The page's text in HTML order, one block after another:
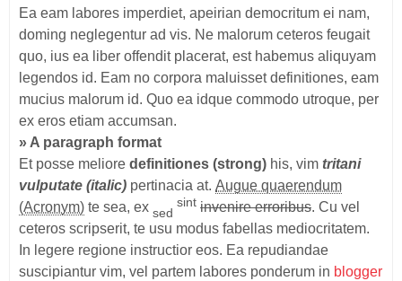
Ea eam labores imperdiet, apeirian democritum ei nam,
doming neglegentur ad vis. Ne malorum ceteros feugait
quo, ius ea liber offendit placerat, est habemus aliquyam
legendos id. Eam no corpora maluisset definitiones, eam
mucius malorum id. Quo ea idque commodo utroque, per
ex eros etiam accumsan.
» A paragraph format
Et posse meliore definitiones (strong) his, vim tritani
vulputate (italic) pertinacia at. Augue quaerendum
(Acronym) te sea, ex sed
sint invenire erroribus. Cu vel
ceteros scripserit, te usu modus fabellas mediocritatem.
In legere regione instructior eos. Ea repudiandae
suscipiantur vim, vel partem labores ponderum in blogger